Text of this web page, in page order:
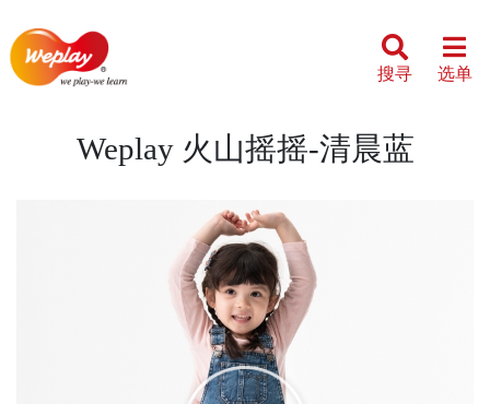
搜寻 选单
Weplay 火山摇摇-清晨蓝